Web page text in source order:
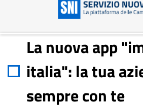
La nuova app
italia": la tua
sempre con te